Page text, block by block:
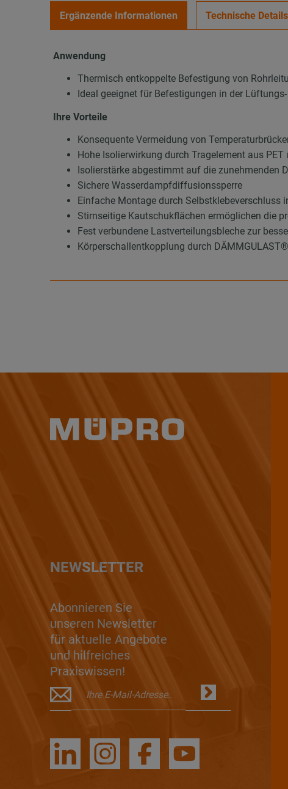
Ergänzende Informationen Technische Details
Anwendung
Thermisch entkoppelte Befestigung von
Ideal geeignet für Befestigungen in der
Ihre Vorteile
Konsequente Vermeidung von
Hohe Isolierwirkung durch Tragelement aus
Isolierstärke abgestimmt auf die zunehmenden
Sichere Wasserdampfdiffusionssperre
Einfache Montage durch Selbstklebeverschluss
Stirnseitige Kautschukflächen ermöglichen die
Fest verbundene Lastverteilungsbleche zur
Körperschallentkopplung durch
NEWSLETTER
Abonnieren Sie
unseren Newsletter
für aktuelle Angebote
und hilfreiches
Praxiswissen!